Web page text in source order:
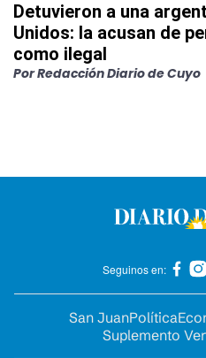
Detuvieron a una
Unidos: la acusan de
como ilegal
PorRedacción Diario de Cuyo
Seguinos en:
San JuanPolítica
Suplemento